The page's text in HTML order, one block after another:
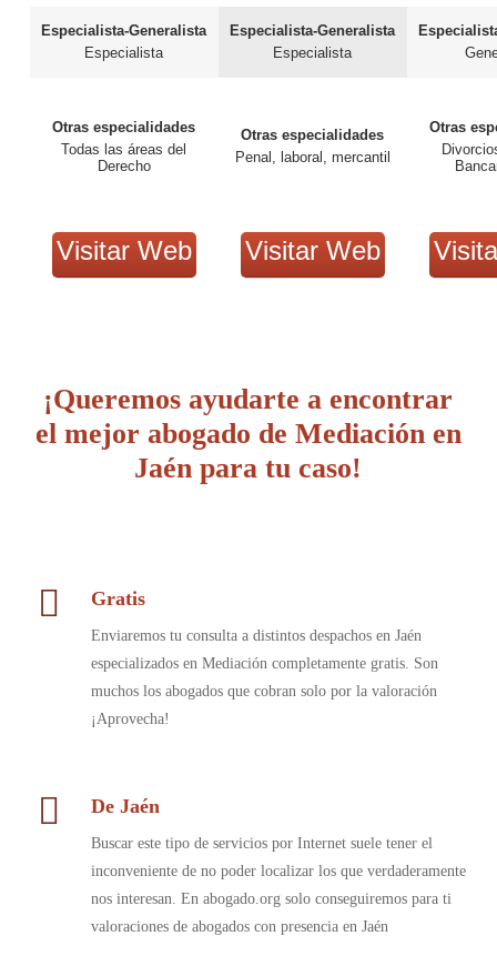
Especialista-Generalista
Especialista
Otras especialidades
Todas las áreas del
Derecho
Visitar Web
Especialista-Generalista
Especialista
Otras especialidades
Penal, laboral, mercantil
Visitar Web
Otras
¡Queremos ayudarte a encontrar
el mejor abogado de Mediación en
Jaén para tu caso!
Gratis
Enviaremos tu consulta a distintos despachos en Jaén
especializados en Mediación completamente gratis. Son
muchos los abogados que cobran solo por la valoración
¡Aprovecha!
De Jaén
Buscar este tipo de servicios por Internet suele tener el
inconveniente de no poder localizar los que verdaderamente
nos interesan. En abogado.org solo conseguiremos para ti
valoraciones de abogados con presencia en Jaén